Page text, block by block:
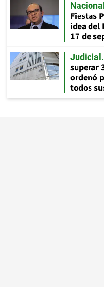
Nacional
Fiestas
idea del
17 de
Judicial
superar
ordenó
todos